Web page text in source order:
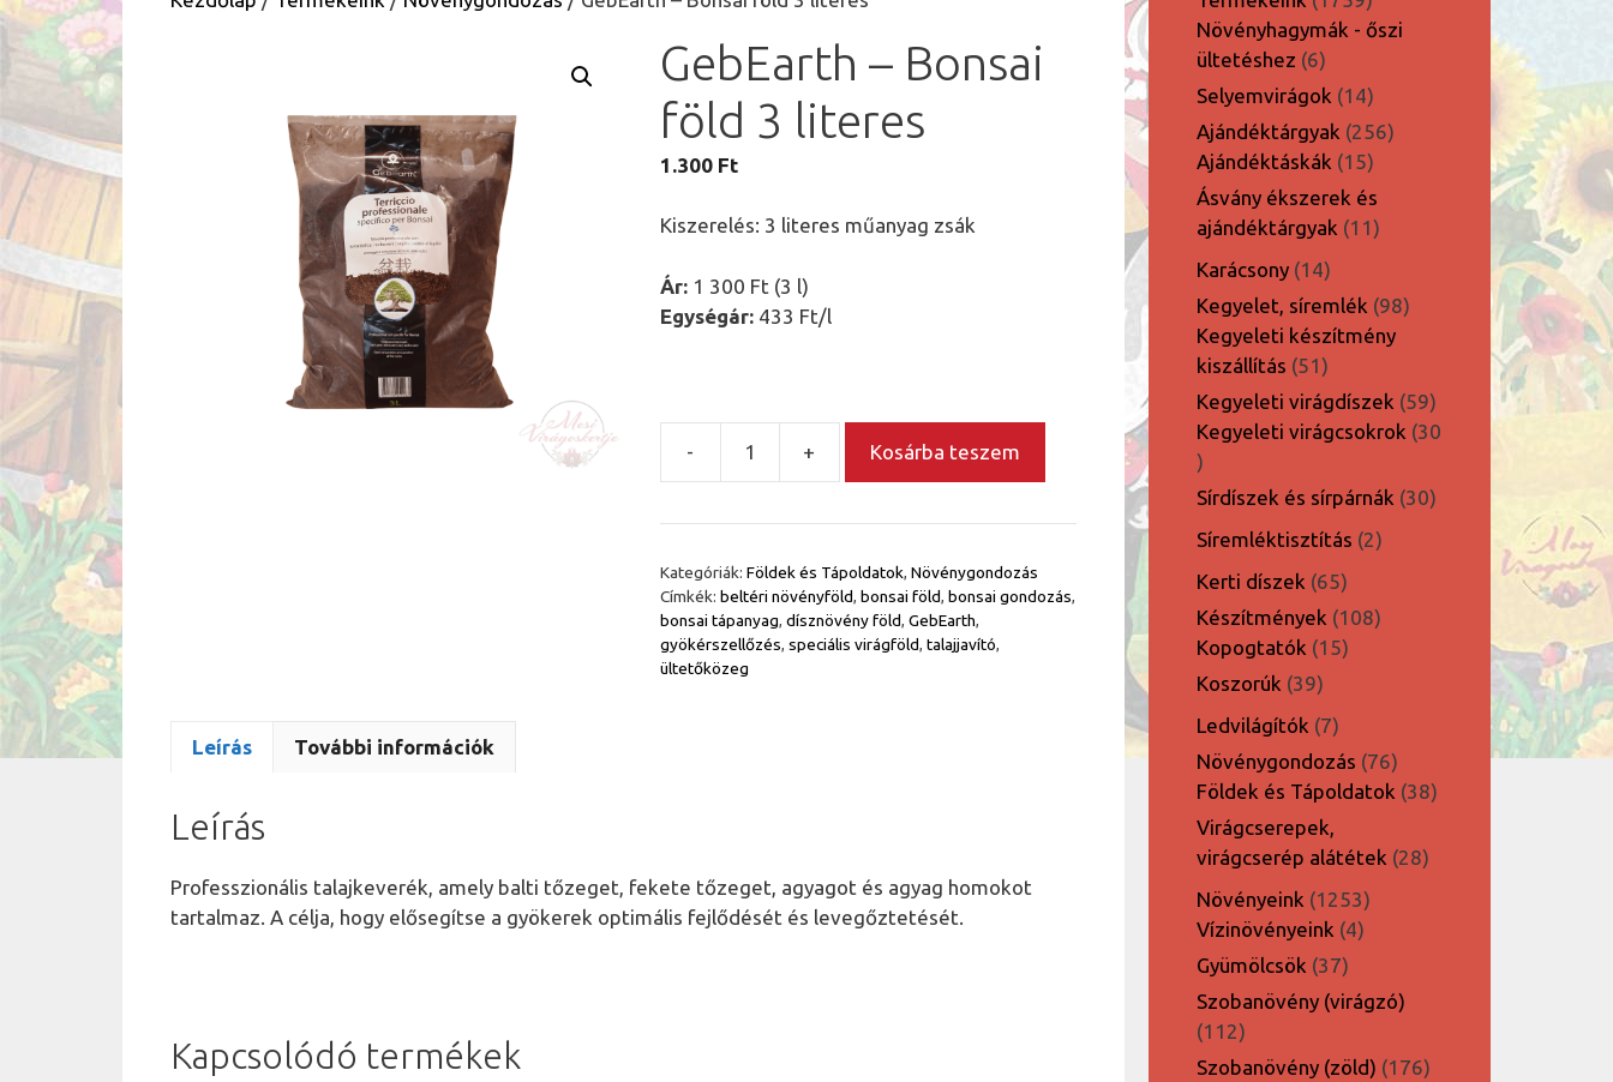
GebEarth – Bonsai
föld 3 literes
1.300 Ft
Kiszerelés: 3 literes műanyag zsák
Ár:1 300 Ft (3 l)
Egységár:433 Ft/l
-
Bonsai
3
literes
mennyiség
+ Kosárba teszem
Kategóriák: Földek és Tápoldatok, Növénygondozás
Címkék: beltéri növényföld, bonsai föld, bonsai gondozás,
bonsai tápanyag, dísznövény föld, GebEarth,
gyökérszellőzés, speciális virágföld, talajjavító,
ültetőközeg
Leírás További információk
Leírás
Professzionális talajkeverék, amely balti tőzeget, fekete tőzeget, agyagot és agyag homokot
tartalmaz. A célja, hogy elősegítse a gyökerek optimális fejlődését és levegőztetését.
Kapcsolódó termékek
termék
Növényhagymák - őszi
ültetéshez 66
termék
Selyemvirágok 1414
termék
Ajándéktárgyak 256256
Ajándéktáskák 1515
termék
Ásvány ékszerek és
ajándéktárgyak
1111
Karácsony 1414
termék
Kegyelet, síremlék 9898
Kegyeleti készítmény
kiszállítás 5151
termék
Kegyeleti virágdíszek 5959
termék
Kegyeleti virágcsokrok 30
30
termék
Sírdíszek és sírpárnák 3030
Síremléktisztítás 22
Kerti díszek 6565
termék
Készítmények 108108
Kopogtatók 1515
Koszorúk 3939
termék
Ledvilágítók 77
termék
Növénygondozás 7676
termék
Földek és Tápoldatok 3838
Virágcserepek,
virágcserép alátétek 2828
Növényeink 12531253
termék
Vízinövényeink 44
Gyümölcsök 3737
termék
Szobanövény (virágzó)
112112
termék
Szobanövény (zöld) 176176